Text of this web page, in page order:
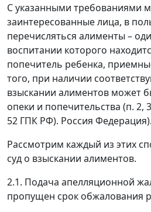
С указанными требованиями
заинтересованные лица, в
перечисляться алименты –
воспитании которого
попечитель ребенка,
того, при наличии
взыскании алиментов может
опеки и попечительства (п. 2,
52 ГПК РФ). Россия Федерация).
Рассмотрим каждый из этих
суд о взыскании алиментов.
2.1. Подача апелляционной
пропущен срок обжалования